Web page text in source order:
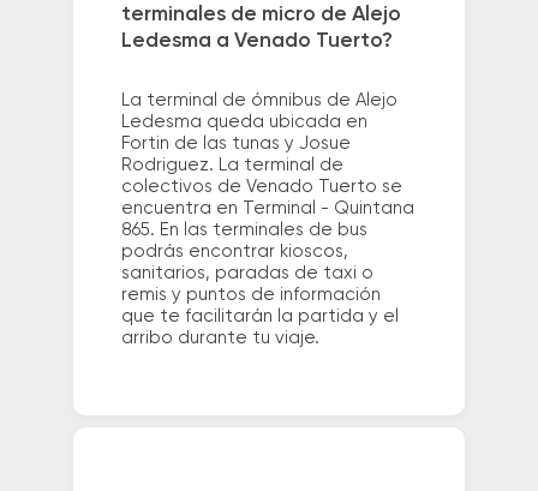
terminales de micro de Alejo
Ledesma a Venado Tuerto?
La terminal de ómnibus de Alejo
Ledesma queda ubicada en
Fortin de las tunas y Josue
Rodriguez. La terminal de
colectivos de Venado Tuerto se
encuentra en Terminal - Quintana
865. En las terminales de bus
podrás encontrar kioscos,
sanitarios, paradas de taxi o
remis y puntos de información
que te facilitarán la partida y el
arribo durante tu viaje.